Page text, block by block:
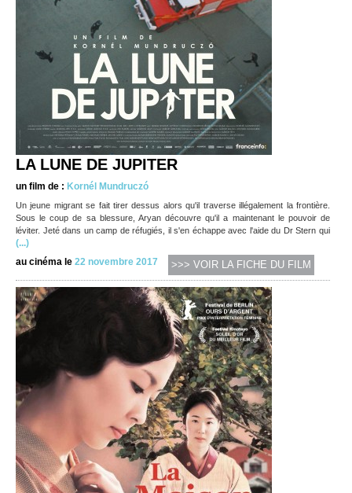
LA LUNE DE JUPITER
un film de : Kornél Mundruczó
Un jeune migrant se fait tirer dessus alors qu'il traverse illégalement la frontière.
Sous le coup de sa blessure, Aryan découvre qu'il a maintenant le pouvoir de
léviter. Jeté dans un camp de réfugiés, il s'en échappe avec l'aide du Dr Stern qui
(...)
au cinéma le 22 novembre 2017 >>> VOIR LA FICHE DU FILM